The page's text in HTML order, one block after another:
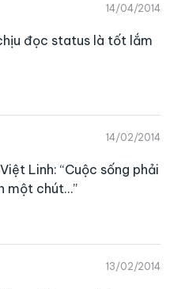
14/04/2014
đọc status là tốt lắm
14/02/2014
Linh: “Cuộc sống phải
một chút…”
13/02/2014